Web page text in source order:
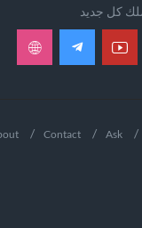
كل جديد
Ask
Contact